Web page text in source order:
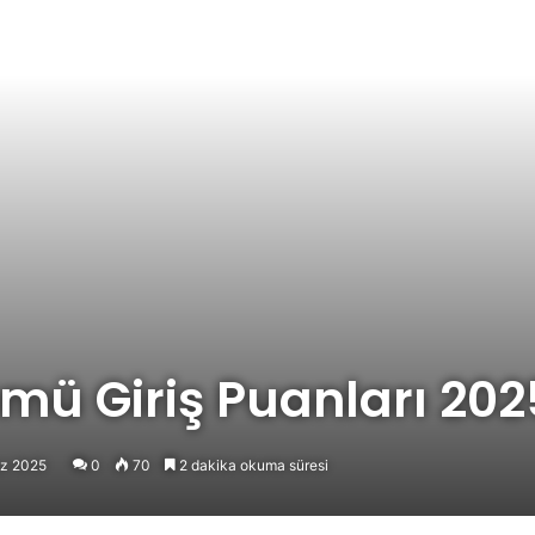
Giriş Puanları
2025 0 70 2 dakika okuma süresi